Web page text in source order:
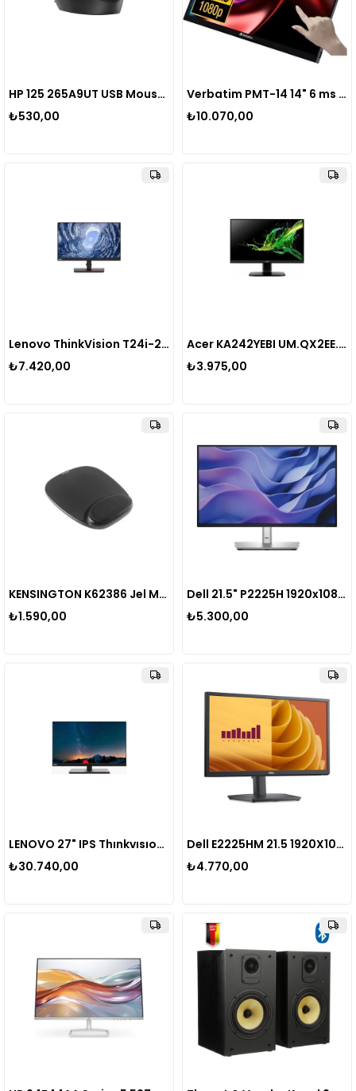
HP 125 265A9UT USB Mouse Siyah
₺530,00
Verbatim PMT-14 14" 6 ms Full HD IPS 60 Hz Dokunmatik Taşınabilir Monitör
₺10.070,00
Lenovo ThinkVision T24i-2L 62B0MAR2TK 23.8" 4 MS 60 Hz FullHD HDMI DP VGA IPS Pivot LED Kurumsal Monitör
₺7.420,00
Acer KA242YEBI UM.QX2EE.E05 23.8" 1ms 100Hz Freesync Full Hd IPS LED Monitör
₺3.975,00
KENSINGTON K62386 Jel Mouse Pad Siyah
₺1.590,00
Dell 21.5" P2225H 1920x1080 100Hz 8ms HDMI VGA DP Type-C IPS Pivot Yükseklik Ayarlı Monitör
₺5.300,00
LENOVO 27" IPS Thınkvısıon P27U-20 62CBRAR6TK 4ms 60HZ Hdmı-Dp Thunderbold4 Monıtor 4K 3840X2160
₺30.740,00
Dell E2225HM 21.5 1920X1080 Fhd 100Hz 5ms HDMI VGA Dp LED Monitör
₺4.770,00